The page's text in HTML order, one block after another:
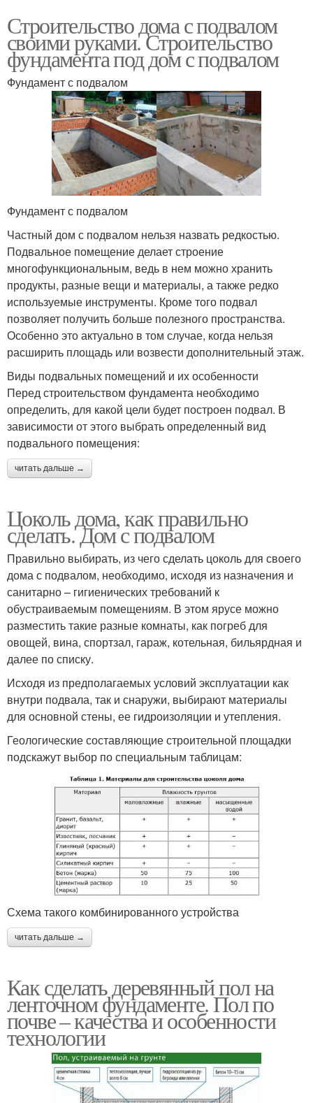
Строительство дома с подвалом
своими руками. Строительство
фундамента под дом с подвалом
Фундамент с подвалом
Фундамент с подвалом
Частный дом с подвалом нельзя назвать редкостью.
Подвальное помещение делает строение
многофункциональным, ведь в нем можно хранить
продукты, разные вещи и материалы, а также редко
используемые инструменты. Кроме того подвал
позволяет получить больше полезного пространства.
Особенно это актуально в том случае, когда нельзя
расширить площадь или возвести дополнительный этаж.
Виды подвальных помещений и их особенности
Перед строительством фундамента необходимо
определить, для какой цели будет построен подвал. В
зависимости от этого выбрать определенный вид
подвального помещения:
читать дальше →
Цоколь дома, как правильно
сделать. Дом с подвалом
Правильно выбирать, из чего сделать цоколь для своего
дома с подвалом, необходимо, исходя из назначения и
санитарно – гигиенических требований к
обустраиваемым помещениям. В этом ярусе можно
разместить такие разные комнаты, как погреб для
овощей, вина, спортзал, гараж, котельная, бильярдная и
далее по списку.
Исходя из предполагаемых условий эксплуатации как
внутри подвала, так и снаружи, выбирают материалы
для основной стены, ее гидроизоляции и утепления.
Геологические составляющие строительной площадки
подскажут выбор по специальным таблицам:
Схема такого комбинированного устройства
читать дальше →
Как сделать деревянный пол на
ленточном фундаменте. Пол по
почве – качества и особенности
технологии